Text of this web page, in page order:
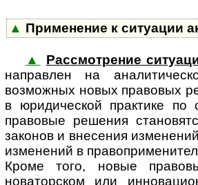
▲ Применение к ситуации
▲ Рассмотрение
на­п­рав­лен на
возможных новых правовых
в юридической практике
правовые решения
законов и внесения
изменений в
Кроме того, новые
новаторском или